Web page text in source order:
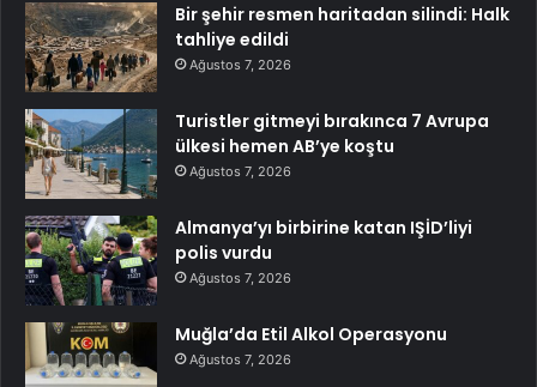
Bir şehir resmen haritadan silindi: Halk
tahliye edildi
Ağustos 7, 2026
Turistler gitmeyi bırakınca 7 Avrupa
ülkesi hemen AB’ye koştu
Ağustos 7, 2026
Almanya’yı birbirine katan IŞİD’liyi
polis vurdu
Ağustos 7, 2026
Muğla’da Etil Alkol Operasyonu
Ağustos 7, 2026